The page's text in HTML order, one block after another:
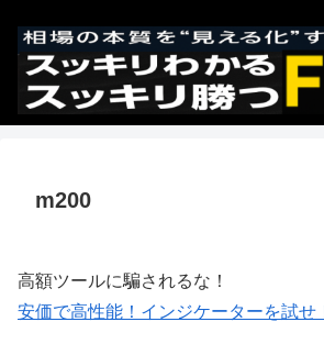
m200
高額ツールに騙されるな！
安価で高性能！インジケーターを試せ